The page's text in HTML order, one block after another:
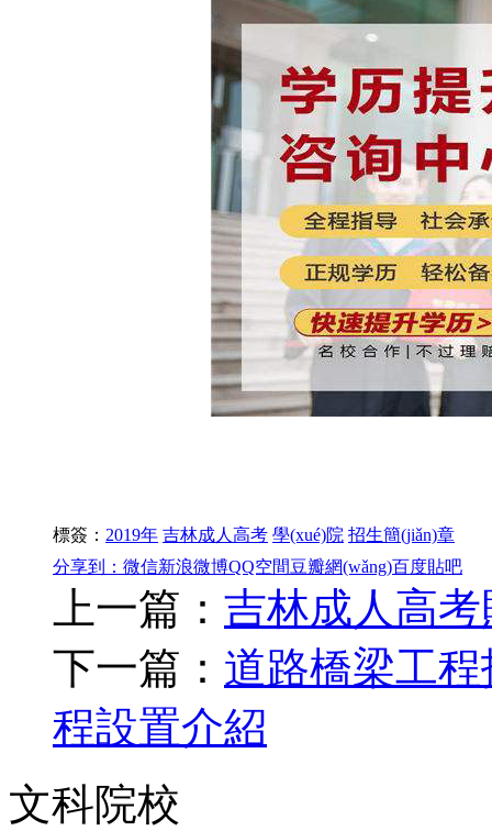
標簽： 2019年 吉林成人高考 學(xué)院 招生簡(jiǎn)章
分享到： 微信新浪微博QQ空間豆瓣網(wǎng)百度貼吧
上一篇： 吉林成人高
下一篇： 道路橋梁工程
程設置介紹
文科院校